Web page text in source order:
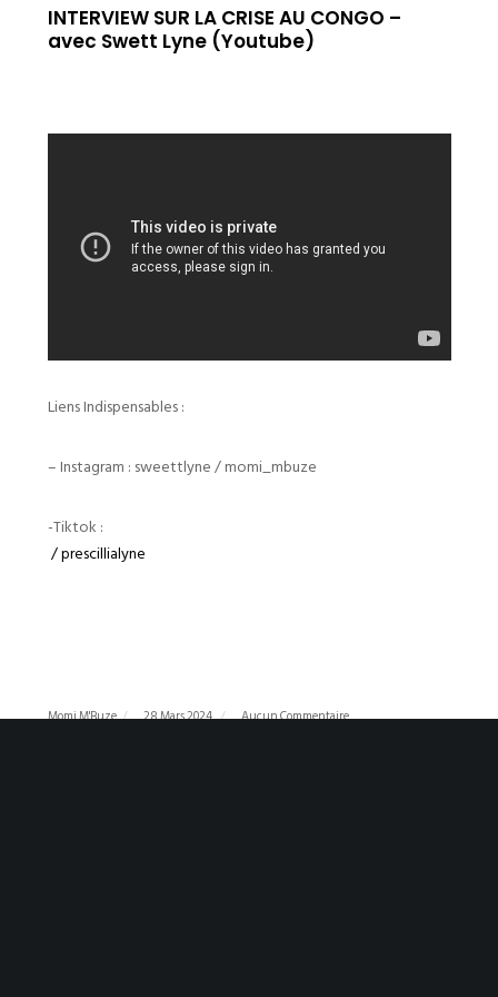
INTERVIEW SUR LA CRISE AU CONGO –
avec Swett Lyne (Youtube)
Liens Indispensables :
– Instagram : sweettlyne / momi_mbuze
-Tiktok :
/ prescillialyne
Momi M'Buze 28 Mars 2024 Aucun Commentaire